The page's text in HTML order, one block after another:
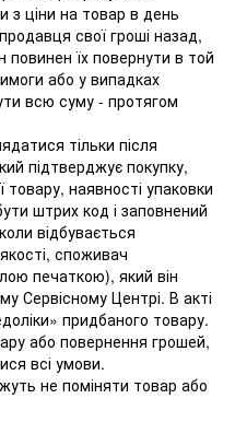
з ціни на товар в день
свої гроші назад,
повинен їх повернути в той
або у випадках
всю суму - протягом
тільки після
підтверджує покупку,
наявності упаковки
штрих код і заповнений
відбувається
споживач
печаткою), який він
Сервісному Центрі. В акті
придбаного товару.
або повернення грошей,
всі умови.
не поміняти товар або